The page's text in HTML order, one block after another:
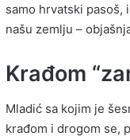
samo hrvatski pasoš,
našu zemlju –
Krađom
Mladić sa kojim je
krađom i drogom se,